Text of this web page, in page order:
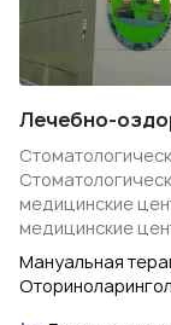
Лечебно-
медицинские
медицинские
Мануальная